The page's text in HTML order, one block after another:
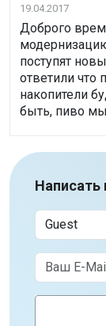
19.04.2017
Доброго
поступят
ответили что
накопители
быть, пиво
Написать